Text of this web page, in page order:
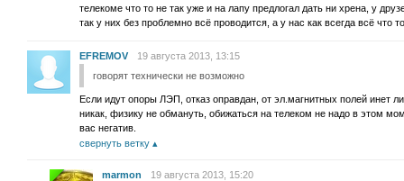
телекоме что то не так уже и на лапу предлогал дать ни хрена, у
так у них без проблемно всё проводится, а у нас как всегда всё что
EFREMOV
19 августа 2013, 13:15
говорят технически не возможно
Если идут опоры ЛЭП, отказ оправдан, от эл.магнитных полей инет
никак, физику не обмануть, обижаться на телеком не надо в этом
вас негатив.
свернуть ветку
marmon
19 августа 2013, 15:20